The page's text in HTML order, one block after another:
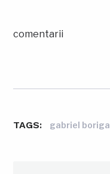
comentarii
TAGS: gabriel boriga